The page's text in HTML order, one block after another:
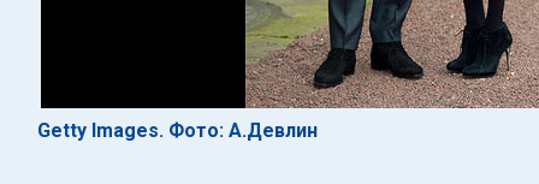
Getty Images. Фото: А.Девлин